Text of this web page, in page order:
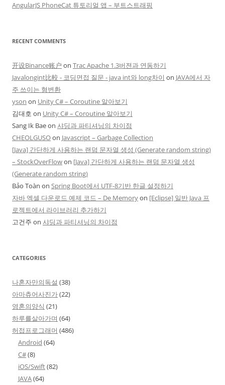
AngularJS PhoneCat 튜토리얼 앱 – 부트스트래핑
RECENT COMMENTS
开设Binance账户 on Trac Apache 1.3버젼과 연동하기
Javalongint比較 - 코딩면접 질문 - java int와 long차이 on JAVA에서 자
주 쓰이는 형변환
yson on Unity C# – Coroutine 알아보기
김대호 on Unity C# – Coroutine 알아보기
Sang Ik Baeon 샤딩과 파티셔닝의 차이점
CHEOLGUSOon Javascript – Garbage Collection
[Java] 간단하게 사용하는 랜덤 문자열 생성 (Generate random string)
– StockOverFlowon [Java] 간단하게 사용하는 랜덤 문자열 생성
(Generate random string)
Bảo Toàn on Spring Boot에서 UTF-8기반 한글 설정하기
자바 엑셀 다운로드 예제 코드 – De Memoryon [Eclipse] 일반 Java 프
로젝트에서 라이브러리 추가하기
고건주 on 샤딩과 파티셔닝의 차이점
CATEGORIES
나혼자만의독설 (38)
아마츄어사진가(22)
영혼의양식 (21)
하루를살아가며 (64)
허접프로그래머 (486)
Android (64)
C#(8)
iOS/Swift(82)
JAVA(64)